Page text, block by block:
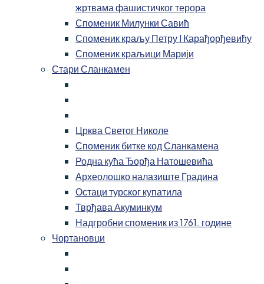
жртвама фашистичког терора
Споменик Милунки Савић
Споменик краљу Петру I Карађорђевићу
Споменик краљици Марији
Стари Сланкамен
Црква Светог Николе
Споменик битке код Сланкамена
Родна кућа Ђорђа Натошевића
Археолошко налазиште Градина
Остаци турског купатила
Тврђава Акуминкум
Надгробни споменик из 1761. године
Чортановци